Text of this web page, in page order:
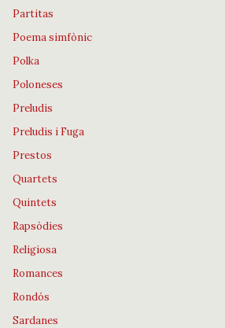
Partitas
Poema simfònic
Polka
Poloneses
Preludis
Preludis i Fuga
Prestos
Quartets
Quintets
Rapsòdies
Religiosa
Romances
Rondós
Sardanes